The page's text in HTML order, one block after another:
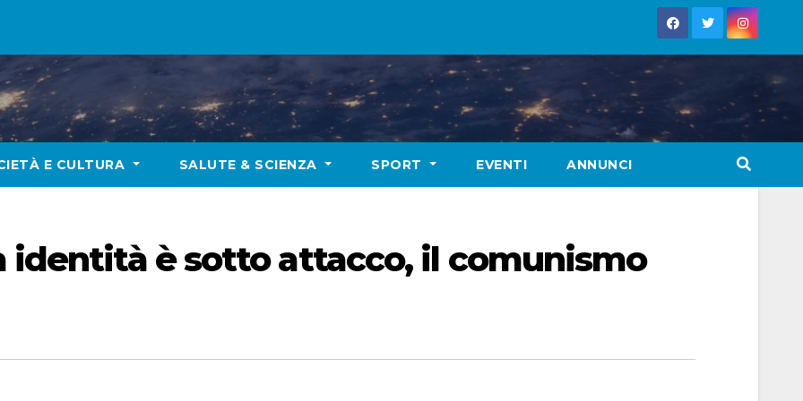
E CULTURA SALUTE & SCIENZA SPORT EVENTI ANNUNCI
identità è sotto attacco, il comunismo